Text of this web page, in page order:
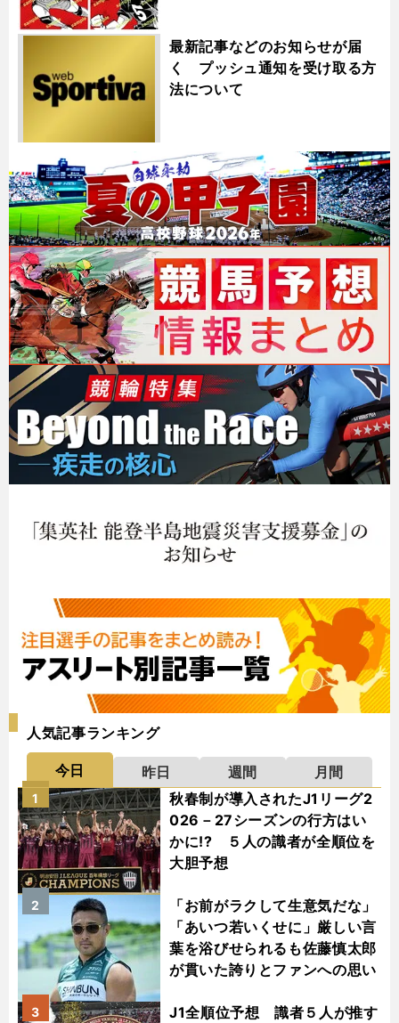
最新記事などのお知らせが届
く プッシュ通知を受け取る方
法について
人気記事ランキング
今日 昨日 週間
月間
秋春制が導入されたJ1リーグ2
026－27シーズンの行方はい
かに!? ５人の識者が全順位を
大胆予想
1
「お前がラクして生意気だな」
「あいつ若いくせに」厳しい言
葉を浴びせられるも佐藤慎太郎
が貫いた誇りとファンへの思い
2
J1全順位予想 識者５人が推す
3